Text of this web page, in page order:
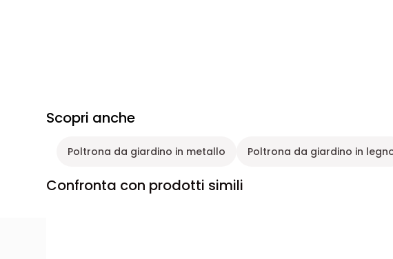
Scopri anche
Poltrona da giardino in metallo Poltrona da giardino in
Confronta con prodotti simili